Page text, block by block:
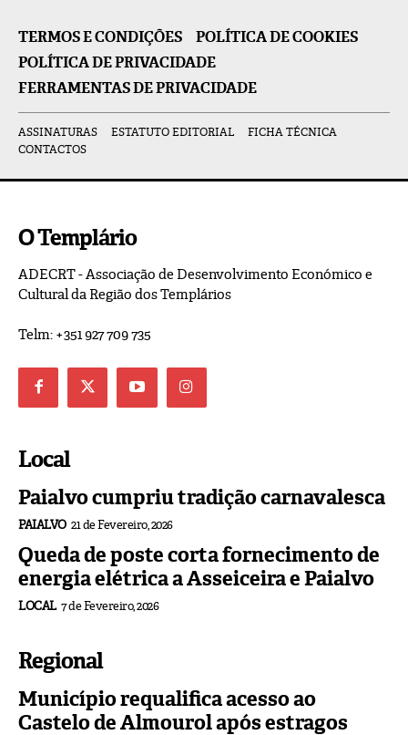
TERMOS E CONDIÇÕES
POLÍTICA DE COOKIES
POLÍTICA DE PRIVACIDADE
FERRAMENTAS DE PRIVACIDADE
ASSINATURAS ESTATUTO EDITORIAL
FICHA TÉCNICA
CONTACTOS
O Templário
ADECRT - Associação de Desenvolvimento Económico e
Cultural da Região dos Templários
Telm: +351 927 709 735
Local
Paialvo cumpriu tradição carnavalesca
PAIALVO 21 de Fevereiro, 2026
Queda de poste corta fornecimento de
energia elétrica a Asseiceira e Paialvo
LOCAL 7 de Fevereiro, 2026
Regional
Município requalifica acesso ao
Castelo de Almourol após estragos